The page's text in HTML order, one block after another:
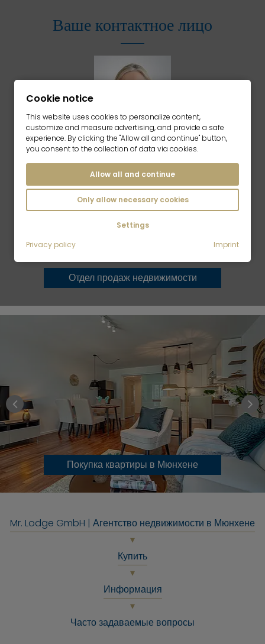
Ваше контактное лицо
Обращайтесь к нам по любым вопросам,
связанным с покупкой недвижимости.
Тел.: 089 340 823-540 |verkauf@mrlodge.de
Руководитель отдела продаж недвижимости
Отдел продаж недвижимости
Покупка квартиры в Мюнхене
Mr. Lodge GmbH | Агентство недвижимости в Мюнхене
Купить
Информация
Часто задаваемые вопросы
Cookie notice
This website uses cookies to personalize content,
customize and measure advertising, and provide a safe
experience. By clicking the "Allow all and continue" button,
you consent to the collection of data via cookies.
Allow all and continue
Only allow necessary cookies
Settings
Privacy policy
Imprint